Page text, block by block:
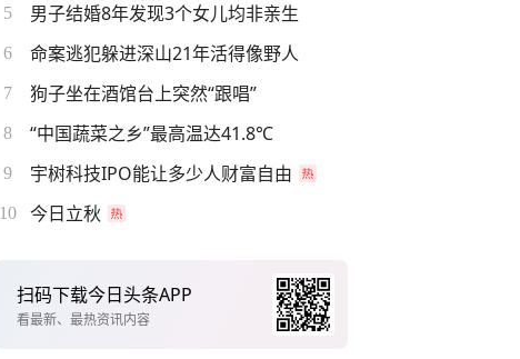
5 男子结婚8年发现3个女儿均非亲生
6 命案逃犯躲进深山21年活得像野人
7 狗子坐在酒馆台上突然“跟唱”
8 “中国蔬菜之乡”最高温达41.8℃
9 宇树科技IPO能让多少人财富自由
10 今日立秋
扫码下载今日头条APP
看最新、最热资讯内容